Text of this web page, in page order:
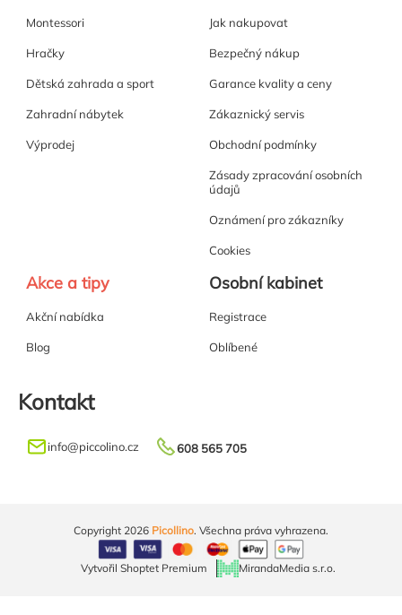
Montessori
Hračky
Dětská zahrada a sport
Zahradní nábytek
Výprodej
Jak nakupovat
Bezpečný nákup
Garance kvality a ceny
Zákaznický servis
Obchodní podmínky
Zásady zpracování osobních
údajů
Oznámení pro zákazníky
Cookies
Akce a tipy
Akční nabídka
Blog
Osobní kabinet
Registrace
Oblíbené
Kontakt
info@piccolino.cz 608 565 705
Vytvořil Shoptet Premium MirandaMedia s.r.o.
Copyright 2026 Picollino. Všechna práva vyhrazena.